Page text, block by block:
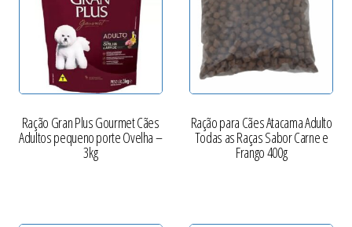
Ração Gran Plus Gourmet Cães
Adultos pequeno porte Ovelha –
3kg
Ração para Cães Atacama Adulto
Todas as Raças Sabor Carne e
Frango 400g